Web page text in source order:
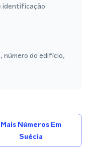
identificação
número do edifício,
Mais Números Em
Suécia